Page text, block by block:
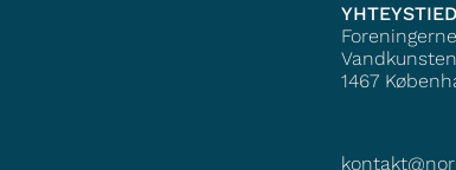
1467